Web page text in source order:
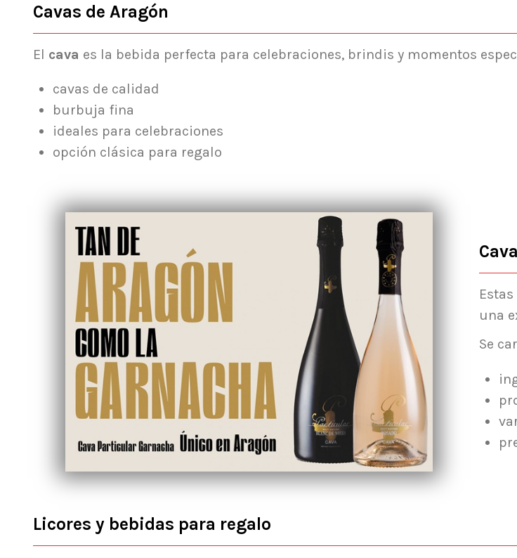
Cavas de Aragón
El cava es la bebida perfecta para celebraciones, brindis y momentos
cavas de calidad
burbuja fina
ideales para celebraciones
opción clásica para regalo
una
Se
Licores y bebidas para regalo